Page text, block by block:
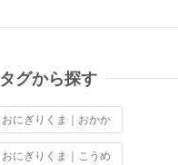
タグから探す
おにぎりくま｜おかか
おにぎりくま｜こうめ